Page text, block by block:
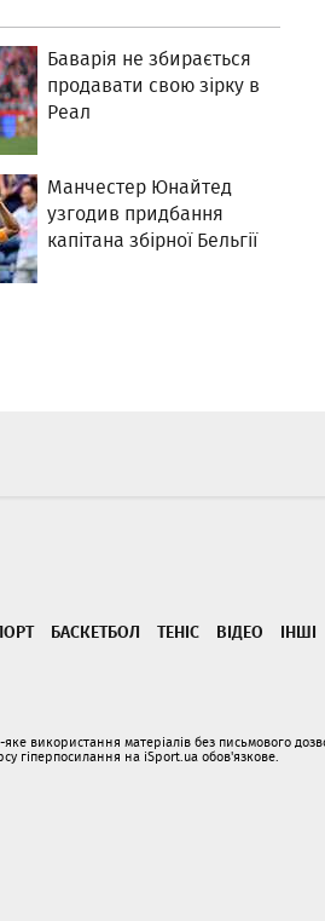
Баварія не збирається
продавати свою зірку в
Реал
Манчестер Юнайтед
узгодив придбання
капітана збірної Бельгії
БАСКЕТБОЛ ТЕНІС ВІДЕО ІНШІ
використання матеріалів без письмового
гіперпосилання на iSport.ua обов'язкове.